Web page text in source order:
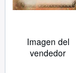
Imagen del
vendedor